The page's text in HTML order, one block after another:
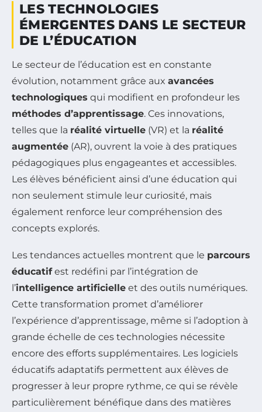
LES TECHNOLOGIES
ÉMERGENTES DANS LE SECTEUR
DE L’ÉDUCATION
Le secteur de l’éducation est en constante
évolution, notamment grâce aux avancées
technologiques qui modifient en profondeur les
méthodes d’apprentissage. Ces innovations,
telles que la réalité virtuelle (VR) et la réalité
augmentée (AR), ouvrent la voie à des pratiques
pédagogiques plus engageantes et accessibles.
Les élèves bénéficient ainsi d’une éducation qui
non seulement stimule leur curiosité, mais
également renforce leur compréhension des
concepts explorés.
Les tendances actuelles montrent que le parcours
éducatifest redéfini par l’intégration de
l’intelligence artificielle et des outils numériques.
Cette transformation promet d’améliorer
l’expérience d’apprentissage, même si l’adoption à
grande échelle de ces technologies nécessite
encore des efforts supplémentaires. Les logiciels
éducatifs adaptatifs permettent aux élèves de
progresser à leur propre rythme, ce qui se révèle
particulièrement bénéfique dans des matières